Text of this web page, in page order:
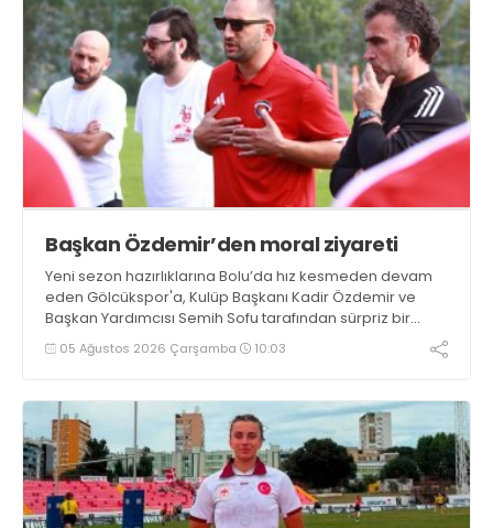
Başkan Özdemir’den moral ziyareti
Yeni sezon hazırlıklarına Bolu’da hız kesmeden devam
eden Gölcükspor'a, Kulüp Başkanı Kadir Özdemir ve
Başkan Yardımcısı Semih Sofu tarafından sürpriz bir
moral ziyareti gerçekleştirildi
05 Ağustos 2026 Çarşamba 10:03